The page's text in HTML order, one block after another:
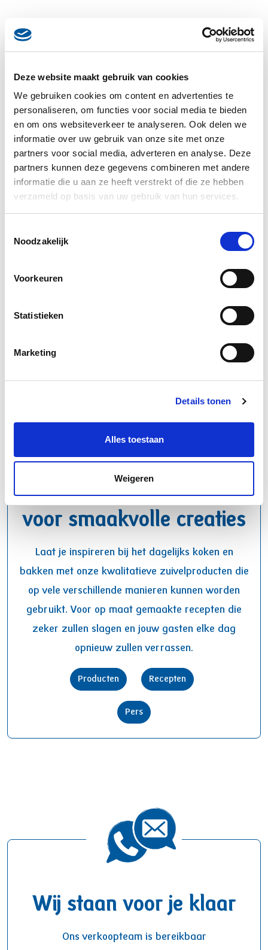
Deze website maakt gebruik van cookies
We gebruiken cookies om content en advertenties te
personaliseren, om functies voor social media te bieden
en om ons websiteverkeer te analyseren. Ook delen we
informatie over uw gebruik van onze site met onze
partners voor social media, adverteren en analyse. Deze
partners kunnen deze gegevens combineren met andere
informatie die u aan ze heeft verstrekt of die ze hebben
verzameld op basis van uw gebruik van hun services.
Noodzakelijk
Voorkeuren
Statistieken
Marketing
Details tonen
Alles toestaan
Weigeren
Tiramisu van aardbeien en cantuccini met
Betrouwbare basis
voor smaakvolle creaties
Laat je inspireren bij het dagelijks koken en
bakken met onze kwalitatieve zuivelproducten die
op vele verschillende manieren kunnen worden
gebruikt. Voor op maat gemaakte recepten die
zeker zullen slagen en jouw gasten elke dag
opnieuw zullen verrassen.
Producten Recepten
Pers
Wij staan voor je klaar
Ons verkoopteam is bereikbaar